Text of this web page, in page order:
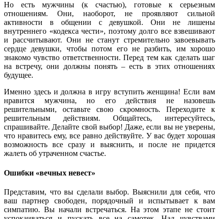
Но есть мужчины (к счастью), готовые к серьезным
отношениям. Они, наоборот, не проявляют сильной
активности в общении с девушкой. Они не лишены
внутреннего «кодекса чести», поэтому долго все взвешивают
и рассчитывают. Они не станут стремительно завоевывать
сердце девушки, чтобы потом его не разбить, им хорошо
знакомо чувство ответственности. Перед тем как сделать шаг
на встречу, они должны понять – есть в этих отношениях
будущее.
Именно здесь и должна в игру вступить женщина! Если вам
нравится мужчина, но его действия не назовешь
решительными, оставьте свою скромность. Переходите к
решительным действиям. Общайтесь, интересуйтесь,
спрашивайте. Делайте свой выбор! Даже, если вы не уверены,
что нравитесь ему, все равно действуйте. У вас будет хорошая
возможность все сразу и выяснить, и после не придется
жалеть об утраченном счастье.
Ошибки «вечных невест»
Представим, что вы сделали выбор. Выяснили для себя, что
ваш партнер свободен, порядочный и испытывает к вам
симпатию. Вы начали встречаться. На этом этапе не стоит